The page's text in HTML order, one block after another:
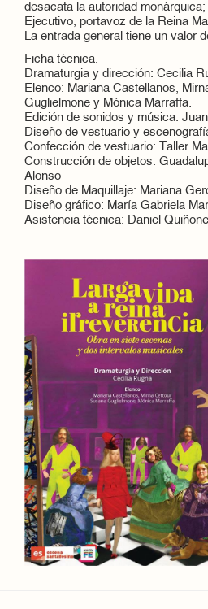
desacata la autoridad
Ejecutivo, portavoz de la Reina
La entrada general tiene un valor
Ficha técnica.
Dramaturgia y dirección: Cecilia
Elenco: Mariana Castellanos,
Guglielmone y Mónica Marraffa.
Edición de sonidos y música:
Diseño de vestuario y
Confección de vestuario: Taller
Construcción de objetos:
Alonso
Diseño de Maquillaje: Mariana
Diseño gráfico: María Gabriela
Asistencia técnica: Daniel